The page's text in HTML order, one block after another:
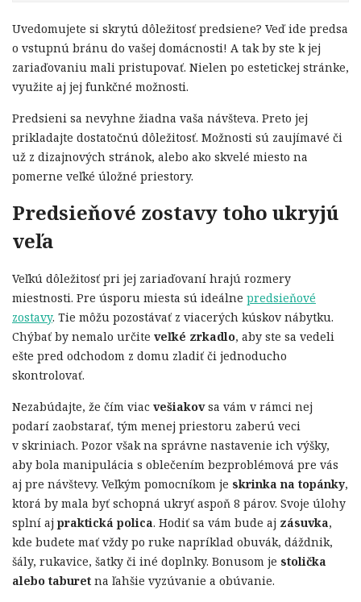
Uvedomujete si skrytú dôležitosť predsiene? Veď ide predsa
o vstupnú bránu do vašej domácnosti! A tak by ste k jej
zariaďovaniu mali pristupovať. Nielen po estetickej stránke,
využite aj jej funkčné možnosti.
Predsieni sa nevyhne žiadna vaša návšteva. Preto jej
prikladajte dostatočnú dôležitosť. Možnosti sú zaujímavé či
už z dizajnových stránok, alebo ako skvelé miesto na
pomerne veľké úložné priestory.
Predsieňové zostavy toho ukryjú
veľa
Veľkú dôležitosť pri jej zariaďovaní hrajú rozmery
miestnosti. Pre úsporu miesta sú ideálne predsieňové
zostavy. Tie môžu pozostávať z viacerých kúskov nábytku.
Chýbať by nemalo určite veľké zrkadlo, aby ste sa vedeli
ešte pred odchodom z domu zladiť či jednoducho
skontrolovať.
Nezabúdajte, že čím viac vešiakovsa vám v rámci nej
podarí zaobstarať, tým menej priestoru zaberú veci
v skriniach. Pozor však na správne nastavenie ich výšky,
aby bola manipulácia s oblečením bezproblémová pre vás
aj pre návštevy. Veľkým pomocníkom je skrinka na topánky,
ktorá by mala byť schopná ukryť aspoň 8 párov. Svoje úlohy
splní aj praktická polica. Hodiť sa vám bude aj zásuvka,
kde budete mať vždy po ruke napríklad obuvák, dáždnik,
šály, rukavice, šatky či iné doplnky. Bonusom je stolička
alebo taburet na ľahšie vyzúvanie a obúvanie.